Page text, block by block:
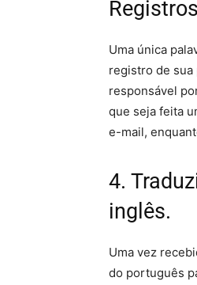
Registros
Uma única
registro de sua
responsável
que seja feita
e-mail,
4.
inglês.
Uma vez
do português